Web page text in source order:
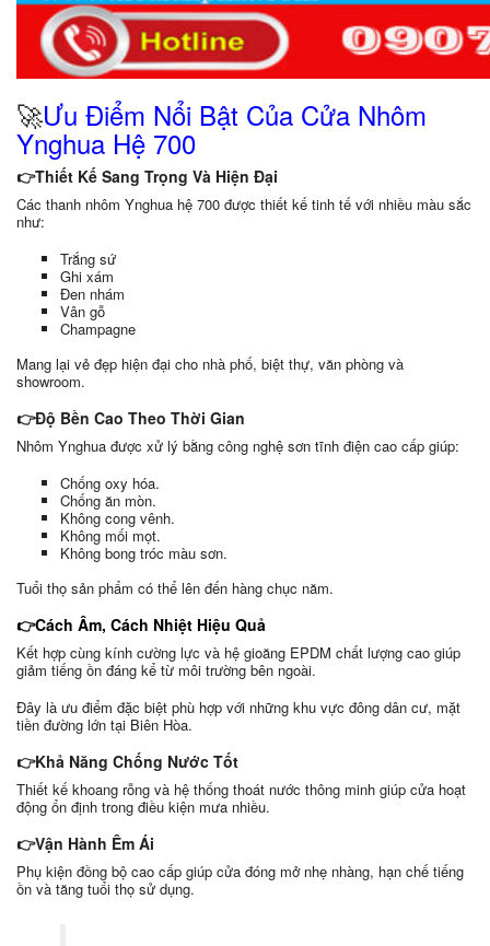
🚀Ưu Điểm Nổi Bật Của Cửa Nhôm
Ynghua Hệ 700
👉Thiết Kế Sang Trọng Và Hiện Đại
Các thanh nhôm Ynghua hệ 700 được thiết kế tinh tế với nhiều màu sắc
như:
Trắng sứ
Ghi xám
Đen nhám
Vân gỗ
Champagne
Mang lại vẻ đẹp hiện đại cho nhà phố, biệt thự, văn phòng và
showroom.
👉Độ Bền Cao Theo Thời Gian
Nhôm Ynghua được xử lý bằng công nghệ sơn tĩnh điện cao cấp giúp:
Chống oxy hóa.
Chống ăn mòn.
Không cong vênh.
Không mối mọt.
Không bong tróc màu sơn.
Tuổi thọ sản phẩm có thể lên đến hàng chục năm.
👉Cách Âm, Cách Nhiệt Hiệu Quả
Kết hợp cùng kính cường lực và hệ gioăng EPDM chất lượng cao giúp
giảm tiếng ồn đáng kể từ môi trường bên ngoài.
Đây là ưu điểm đặc biệt phù hợp với những khu vực đông dân cư, mặt
tiền đường lớn tại Biên Hòa.
👉Khả Năng Chống Nước Tốt
Thiết kế khoang rỗng và hệ thống thoát nước thông minh giúp cửa hoạt
động ổn định trong điều kiện mưa nhiều.
👉Vận Hành Êm Ái
Phụ kiện đồng bộ cao cấp giúp cửa đóng mở nhẹ nhàng, hạn chế tiếng
ồn và tăng tuổi thọ sử dụng.